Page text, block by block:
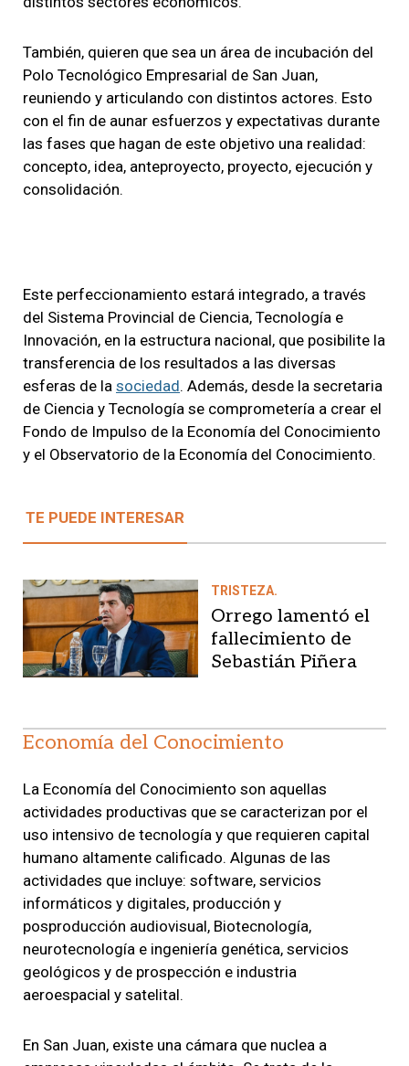
También, quieren que sea un área de incubación del
Polo Tecnológico Empresarial de San Juan,
reuniendo y articulando con distintos actores. Esto
con el fin de aunar esfuerzos y expectativas durante
las fases que hagan de este objetivo una realidad:
concepto, idea, anteproyecto, proyecto, ejecución y
consolidación.
Este perfeccionamiento estará integrado, a través
del Sistema Provincial de Ciencia, Tecnología e
Innovación, en la estructura nacional, que posibilite la
transferencia de los resultados a las diversas
esferas de la sociedad. Además, desde la secretaria
de Ciencia y Tecnología se comprometería a crear el
Fondo de Impulso de la Economía del Conocimiento
y el Observatorio de la Economía del Conocimiento.
TE PUEDE INTERESAR
TRISTEZA.
Orrego lamentó el
fallecimiento de
Sebastián Piñera
Economía del Conocimiento
La Economía del Conocimiento son aquellas
actividades productivas que se caracterizan por el
uso intensivo de tecnología y que requieren capital
humano altamente calificado. Algunas de las
actividades que incluye: software, servicios
informáticos y digitales, producción y
posproducción audiovisual, Biotecnología,
neurotecnología e ingeniería genética, servicios
geológicos y de prospección e industria
aeroespacial y satelital.
En San Juan, existe una cámara que nuclea a